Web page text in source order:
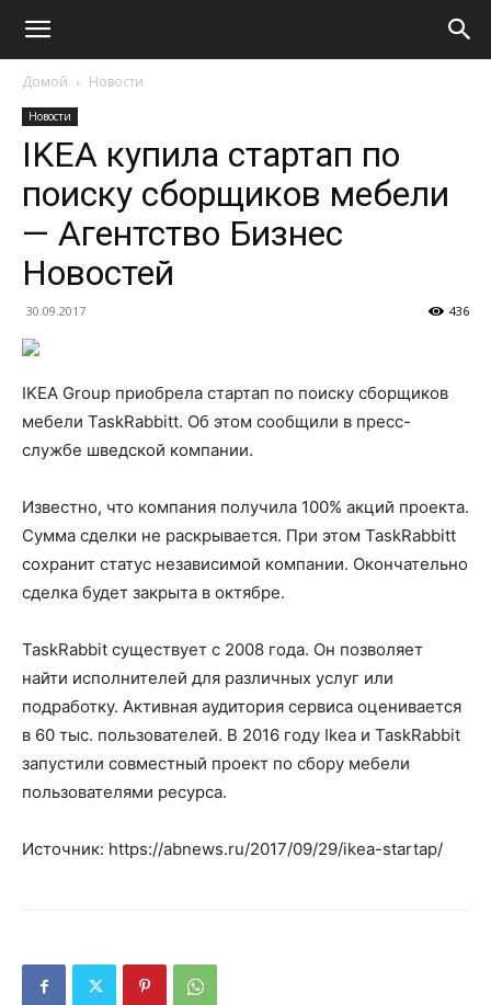
Домой Новости
Новости
IKEA купила стартап по
поиску сборщиков мебели
— Агентство Бизнес
Новостей
30.09.2017 436
IKEA Group приобрела стартап по поиску сборщиков
мебели TaskRabbitt. Об этом сообщили в пресс-
службе шведской компании.
Известно, что компания получила 100% акций проекта.
Сумма сделки не раскрывается. При этом TaskRabbitt
сохранит статус независимой компании. Окончательно
сделка будет закрыта в октябре.
TaskRabbit существует с 2008 года. Он позволяет
найти исполнителей для различных услуг или
подработку. Активная аудитория сервиса оценивается
в 60 тыс. пользователей. В 2016 году Ikea и TaskRabbit
запустили совместный проект по сбору мебели
пользователями ресурса.
Источник: https://abnews.ru/2017/09/29/ikea-startap/